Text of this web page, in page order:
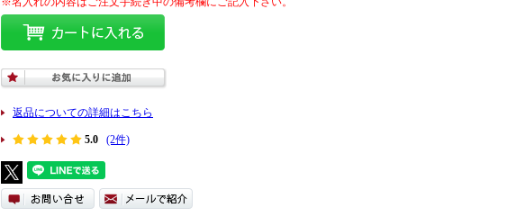
返品についての詳細はこちら
5.0 (2件)